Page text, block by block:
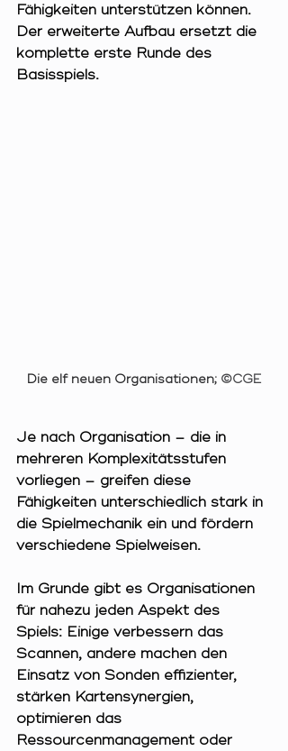
Fähigkeiten unterstützen können.
Der erweiterte Aufbau ersetzt die
komplette erste Runde des
Basisspiels.
Die elf neuen Organisationen; ©CGE
Je nach Organisation – die in
mehreren Komplexitätsstufen
vorliegen – greifen diese
Fähigkeiten unterschiedlich stark in
die Spielmechanik ein und fördern
verschiedene Spielweisen.
Im Grunde gibt es Organisationen
für nahezu jeden Aspekt des
Spiels: Einige verbessern das
Scannen, andere machen den
Einsatz von Sonden effizienter,
stärken Kartensynergien,
optimieren das
Ressourcenmanagement oder